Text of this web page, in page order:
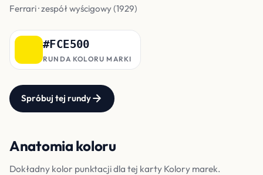
Ferrari · zespół wyścigowy (1929)
#FCE500
RUNDA KOLORU MARKI
Spróbuj tej rundy
Anatomia koloru
Dokładny kolor punktacji dla tej karty Kolory marek.